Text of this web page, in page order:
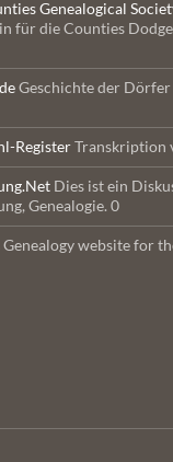
Genealogical
für die Counties
Geschichte der
RegisterTranskription
Dies ist ein
Genealogie. 0
Genealogy website for